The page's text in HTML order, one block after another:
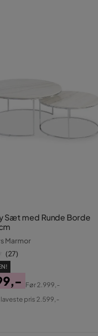
Sæt med Runde Borde
Marmor
(27)
Før2.999,-
pris 2.599,-